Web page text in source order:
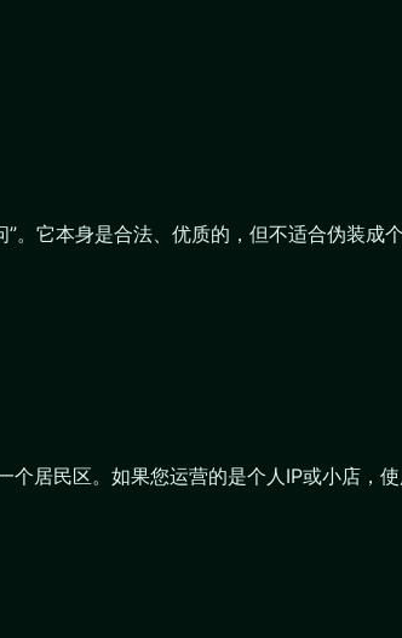
它本身是合法、优质的，但不适合伪装成个
居民区。如果您运营的是个人IP或小店，